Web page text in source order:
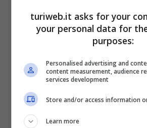
In caso contrario invececi si
busta e sul suo contenuto.
un’idea di quanto mettere
sappiamo bene i dettagli di
consigli, si pensa
pranzo, alla location e al
turiweb.it asks for your
your personal data for
purposes:
Personalised advertising and
content measurement, audience
services development
Store and/or access information
Learn more